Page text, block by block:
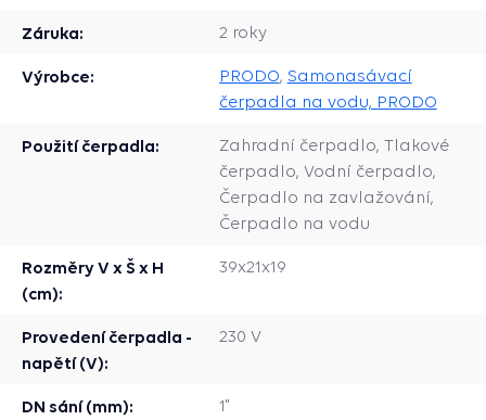
Záruka: 2 roky
Výrobce: PRODO, Samonasávací
čerpadla na vodu, PRODO
Použití čerpadla:
Zahradní čerpadlo, Tlakové
čerpadlo, Vodní čerpadlo,
Čerpadlo na zavlažování,
Čerpadlo na vodu
Rozměry V x Š x H
(cm):
39x21x19
Provedení čerpadla -
napětí (V):
230 V
DN sání (mm): 1"